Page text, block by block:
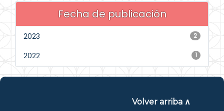
Fecha de publicación
2
2023
1
2022
Volver arriba ∧